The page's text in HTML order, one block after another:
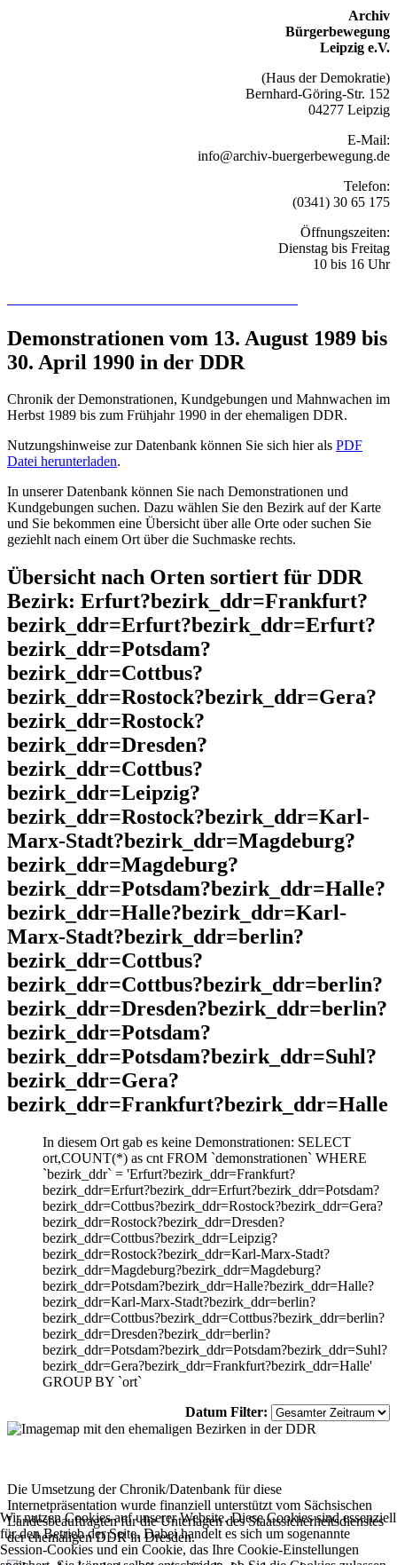
Archiv
Bürgerbewegung
Leipzig e.V.
(Haus der Demokratie)
Bernhard-Göring-Str. 152
04277 Leipzig
E-Mail:
info@archiv-buergerbewegung.de
Telefon:
(0341) 30 65 175
Öffnungszeiten:
Dienstag bis Freitag
10 bis 16 Uhr
Demonstrationen vom 13. August 1989 bis
30. April 1990 in der DDR
Chronik der Demonstrationen, Kundgebungen und Mahnwachen im
Herbst 1989 bis zum Frühjahr 1990 in der ehemaligen DDR.
Nutzungshinweise zur Datenbank können Sie sich hier als PDF
Datei herunterladen.
In unserer Datenbank können Sie nach Demonstrationen und
Kundgebungen suchen. Dazu wählen Sie den Bezirk auf der Karte
und Sie bekommen eine Übersicht über alle Orte oder suchen Sie
geziehlt nach einem Ort über die Suchmaske rechts.
Übersicht nach Orten sortiert für DDR
Bezirk: Erfurt?bezirk_ddr=Frankfurt?
bezirk_ddr=Erfurt?bezirk_ddr=Erfurt?
bezirk_ddr=Potsdam?
bezirk_ddr=Cottbus?
bezirk_ddr=Rostock?bezirk_ddr=Gera?
bezirk_ddr=Rostock?
bezirk_ddr=Dresden?
bezirk_ddr=Cottbus?
bezirk_ddr=Leipzig?
bezirk_ddr=Rostock?bezirk_ddr=Karl-
Marx-Stadt?bezirk_ddr=Magdeburg?
bezirk_ddr=Magdeburg?
bezirk_ddr=Potsdam?bezirk_ddr=Halle?
bezirk_ddr=Halle?bezirk_ddr=Karl-
Marx-Stadt?bezirk_ddr=berlin?
bezirk_ddr=Cottbus?
bezirk_ddr=Cottbus?bezirk_ddr=berlin?
bezirk_ddr=Dresden?bezirk_ddr=berlin?
bezirk_ddr=Potsdam?
bezirk_ddr=Potsdam?bezirk_ddr=Suhl?
bezirk_ddr=Gera?
bezirk_ddr=Frankfurt?bezirk_ddr=Halle
In diesem Ort gab es keine Demonstrationen: SELECT
ort,COUNT(*) as cnt FROM `demonstrationen` WHERE
`bezirk_ddr` = 'Erfurt?bezirk_ddr=Frankfurt?
bezirk_ddr=Erfurt?bezirk_ddr=Erfurt?bezirk_ddr=Potsdam?
bezirk_ddr=Cottbus?bezirk_ddr=Rostock?bezirk_ddr=Gera?
bezirk_ddr=Rostock?bezirk_ddr=Dresden?
bezirk_ddr=Cottbus?bezirk_ddr=Leipzig?
bezirk_ddr=Rostock?bezirk_ddr=Karl-Marx-Stadt?
bezirk_ddr=Magdeburg?bezirk_ddr=Magdeburg?
bezirk_ddr=Potsdam?bezirk_ddr=Halle?bezirk_ddr=Halle?
bezirk_ddr=Karl-Marx-Stadt?bezirk_ddr=berlin?
bezirk_ddr=Cottbus?bezirk_ddr=Cottbus?bezirk_ddr=berlin?
bezirk_ddr=Dresden?bezirk_ddr=berlin?
bezirk_ddr=Potsdam?bezirk_ddr=Potsdam?bezirk_ddr=Suhl?
bezirk_ddr=Gera?bezirk_ddr=Frankfurt?bezirk_ddr=Halle'
GROUP BY `ort`
Datum Filter:
Die Umsetzung der Chronik/Datenbank für diese
Internetpräsentation wurde finanziell unterstützt vom Sächsischen
Landesbeauftragten für die Unterlagen des Staatssicherheitsdienstes
der ehemaligen DDR in Dresden.
Wir nutzen Cookies auf unserer Website. Diese Cookies sind essenziell
für den Betrieb der Seite. Dabei handelt es sich um sogenannte
Session-Cookies und ein Cookie, das Ihre Cookie-Einstellungen